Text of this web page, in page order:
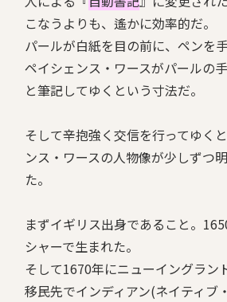
こなうよりも、遙かに効率的だ。
パールが白紙を目の前に、ペンを
ペイシェンス・ワースがパールの
と筆記してゆくという寸法だ。
そして辛抱強く交信を行ってゆく
ンス・ワースの人物像が少しずつ
た。
まずイギリス出身であること。
シャーで生まれた。
そして1670年にニューイングラン
移民先でインディアン(ネイティブ